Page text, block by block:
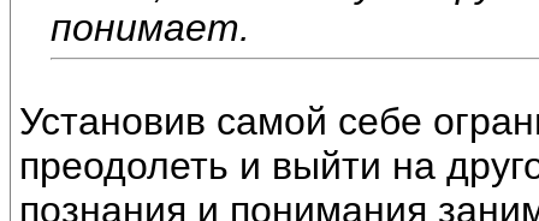
понимает.
Установив самой себе
преодолеть и выйти на
познания и понимания